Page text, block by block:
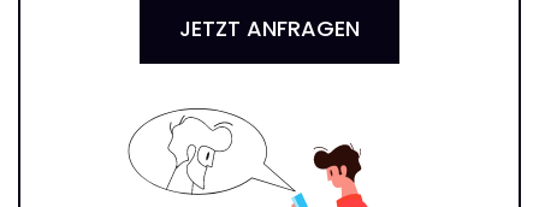
JETZT ANFRAGEN